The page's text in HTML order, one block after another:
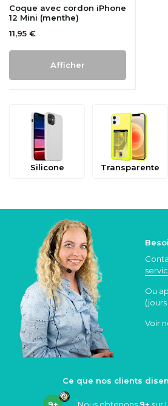
Coque avec cordon iPhone
12 Mini (menthe)
11,95 €
Afficher
Silicone Transparente
Ou
Voir
Ce que nos clients
9+ Nous obtenons 9+ sur